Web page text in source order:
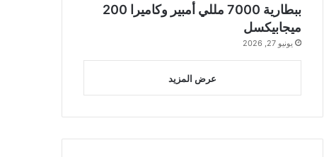
ببطارية 7000 مللي أمبير وكاميرا 200
ميجابيكسل
يونيو 27, 2026
عرض المزيد